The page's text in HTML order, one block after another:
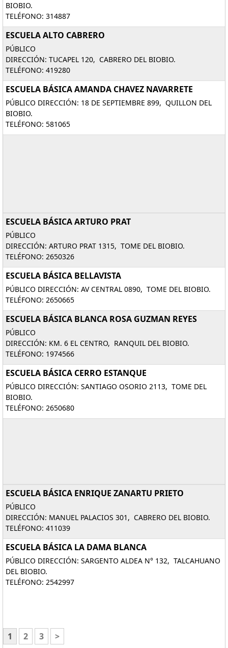
BIOBIO.
TELÉFONO: 314887
ESCUELA ALTO CABRERO
PÚBLICO
DIRECCIÓN: TUCAPEL 120, CABRERO DEL BIOBIO.
TELÉFONO: 419280
ESCUELA BÁSICA AMANDA CHAVEZ NAVARRETE
PÚBLICO DIRECCIÓN: 18 DE SEPTIEMBRE 899, QUILLON DEL
BIOBIO.
TELÉFONO: 581065
ESCUELA BÁSICA ARTURO PRAT
PÚBLICO
DIRECCIÓN: ARTURO PRAT 1315, TOME DEL BIOBIO.
TELÉFONO: 2650326
ESCUELA BÁSICA BELLAVISTA
PÚBLICO DIRECCIÓN: AV CENTRAL 0890, TOME DEL BIOBIO.
TELÉFONO: 2650665
ESCUELA BÁSICA BLANCA ROSA GUZMAN REYES
PÚBLICO
DIRECCIÓN: KM. 6 EL CENTRO, RANQUIL DEL BIOBIO.
TELÉFONO: 1974566
ESCUELA BÁSICA CERRO ESTANQUE
PÚBLICO DIRECCIÓN: SANTIAGO OSORIO 2113, TOME DEL
BIOBIO.
TELÉFONO: 2650680
ESCUELA BÁSICA ENRIQUE ZANARTU PRIETO
PÚBLICO
DIRECCIÓN: MANUEL PALACIOS 301, CABRERO DEL BIOBIO.
TELÉFONO: 411039
ESCUELA BÁSICA LA DAMA BLANCA
PÚBLICO DIRECCIÓN: SARGENTO ALDEA N° 132, TALCAHUANO
DEL BIOBIO.
TELÉFONO: 2542997
1 2 3 >